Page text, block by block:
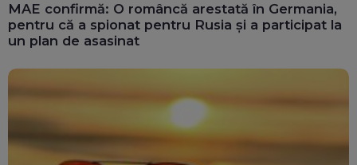
MAE confirmă: O româncă arestată în Germania,
pentru că a spionat pentru Rusia și a participat la
un plan de asasinat